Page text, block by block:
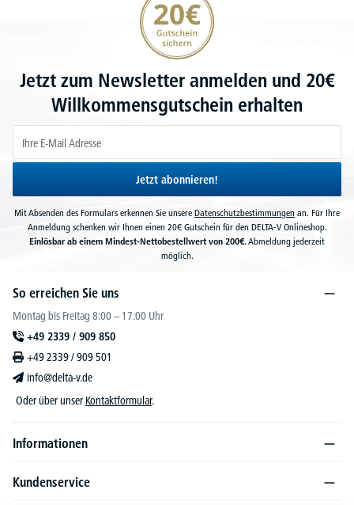
Jetzt zum Newsletter anmelden und 20€
Willkommensgutschein erhalten
Jetzt abonnieren!
Mit Absenden des Formulars erkennen Sie unsere Datenschutzbestimmungen an. Für Ihre
Anmeldung schenken wir Ihnen einen 20€ Gutschein für den DELTA-V Onlineshop.
Einlösbar ab einem Mindest-Nettobestellwert von 200€.Abmeldung jederzeit
möglich.
So erreichen Sie uns
Montag bis Freitag 8:00 – 17:00 Uhr
+49 2339 / 909 850
+49 2339 / 909 501
info@delta-v.de
Oder über unser Kontaktformular.
Informationen
Kundenservice